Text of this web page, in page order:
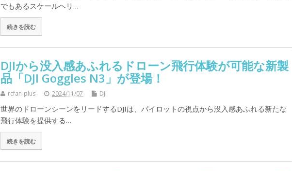
でもあるスケールヘリ…
続きを読む
DJIから没入感あふれるドローン飛行体験が可能な新製
品「DJI Goggles N3」が登場！
rcfan-plus 2024/11/07 DJI
世界のドローンシーンをリードするDJIは、パイロットの視点から没入感あふれる新たな
飛行体験を提供する…
続きを読む